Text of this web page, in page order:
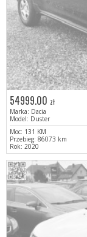
54999.00 zł
Marka: Dacia
Model: Duster
Moc: 131 KM
Przebieg: 86073 km
Rok: 2020